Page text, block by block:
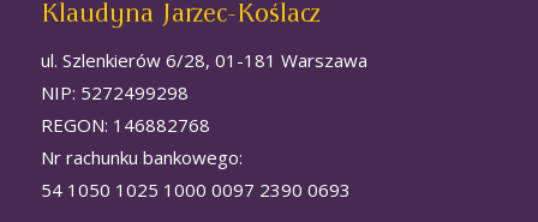
Klaudyna Jarzec-Koślacz
ul. Szlenkierów 6/28, 01-181 Warszawa
NIP: 5272499298
REGON: 146882768
Nr rachunku bankowego:
54 1050 1025 1000 0097 2390 0693